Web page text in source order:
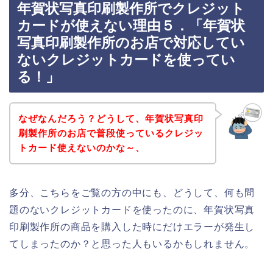
年賀状写真印刷製作所でクレジット
カードが使えない理由５．「年賀状
写真印刷製作所のお店で対応してい
ないクレジットカードを使ってい
る！」
なぜなんだろう？どうして、年賀状写真印
刷製作所のお店で普段使っているクレジッ
トカード使えないのかな～、
多分、こちらをご覧の方の中にも、どうして、何も問
題のないクレジットカードを使ったのに、年賀状写真
印刷製作所の商品を購入した時にだけエラーが発生し
てしまったのか？と思った人もいるかもしれません。